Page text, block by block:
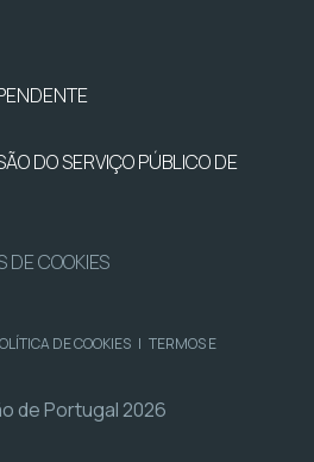
DO SERVIÇO PÚBLICO DE
DE COOKIES
DE COOKIES | TERMOS E
de Portugal 2026